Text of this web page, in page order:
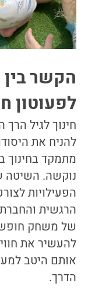
הקשר בין
לפעוטון
חינוך לגיל
להניח את
מתמקד בחינוך
נוקשה. השיטה
הפעילויות
הרגשית
של משחק חופשי
להעשיר את
אותם היטב
הדרך.